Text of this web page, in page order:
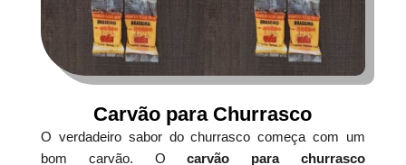
Carvão para Churrasco
O verdadeiro sabor do churrasco começa com um
bom carvão. Ocarvão para churrasco